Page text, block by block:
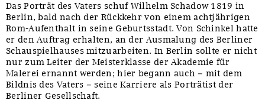
Das Porträt des Vaters schuf Wilhelm Schadow 1819 in
Berlin, bald nach der Rückkehr von einem achtjährigen
Rom-Aufenthalt in seine Geburtsstadt. Von Schinkel hatte
er den Auftrag erhalten, an der Ausmalung des Berliner
Schauspielhauses mitzuarbeiten. In Berlin sollte er nicht
nur zum Leiter der Meisterklasse der Akademie für
Malerei ernannt werden; hier begann auch – mit dem
Bildnis des Vaters – seine Karriere als Porträtist der
Berliner Gesellschaft.